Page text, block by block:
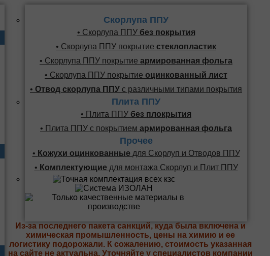
Скорлупа ППУ
• Скорлупа ППУбез покрытия
• Скорлупа ППУ покрытие стеклопластик
• Скорлупа ППУ покрытие армированная фольга
• Скорлупа ППУ покрытие оцинкованный лист
• Отвод скорлупа ППУ с различными типами покрытия
Плита ППУ
• Плита ППУ без плокрытия
• Плита ППУ с покрытием армированная фольга
Прочее
• Кожухи оцинкованные для Скорлуп и Отводов ППУ
• Комплектующие для монтажа Скорлуп и Плит ППУ
Из-за последнего пакета санкций, куда была включена и
химическая промышленность, цены на химию и ее
логистику подорожали. К сожалению, стоимость указанная
на сайте не актуальна. Уточняйте у специалистов компании